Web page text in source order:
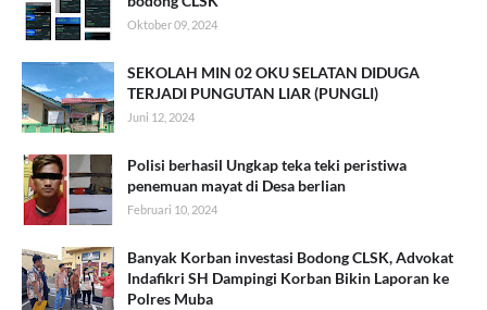
Oktober 09, 2024
SEKOLAH MIN 02 OKU SELATAN DIDUGA
TERJADI PUNGUTAN LIAR (PUNGLI)
Juni 12, 2024
Polisi berhasil Ungkap teka teki peristiwa
penemuan mayat di Desa berlian
Februari 10, 2024
Banyak Korban investasi Bodong CLSK, Advokat
Indafikri SH Dampingi Korban Bikin Laporan ke
Polres Muba